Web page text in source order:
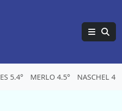
5.4° MERLO 4.5° NASCHEL